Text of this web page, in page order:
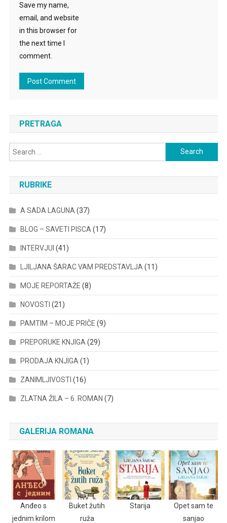
Save my name,
email, and website
in this browser for
the next time I
comment.
PRETRAGA
Search
for:
RUBRIKE
A SADA LAGUNA (37)
BLOG – SAVETI PISCA (17)
INTERVJUI (41)
LJILJANA ŠARAC VAM PREDSTAVLJA (11)
MOJE REPORTAŽE (8)
NOVOSTI (21)
PAMTIM – MOJE PRIČE (9)
PREPORUKE KNJIGA (29)
PRODAJA KNJIGA (1)
ZANIMLJIVOSTI (16)
ZLATNA ŽILA – 6. ROMAN (7)
GALERIJA ROMANA
Anđeo s
jednim krilom
Buket žutih
ruža
Starija
Opet sam te
sanjao